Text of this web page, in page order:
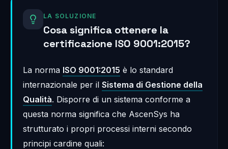
LA SOLUZIONE
Cosa significa ottenere la
certificazione ISO 9001:2015?
La norma ISO 9001:2015 è lo standard
internazionale per il Sistema di Gestione della
Qualità. Disporre di un sistema conforme a
questa norma significa che AscenSys ha
strutturato i propri processi interni secondo
principi cardine quali: